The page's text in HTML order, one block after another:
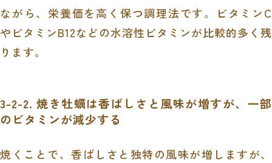
ながら、栄養価を高く保つ調理法です。ビタミンC
やビタミンB12などの水溶性ビタミンが比較的多く残
ります。
3-2-2. 焼き牡蠣は香ばしさと風味が増すが、一部
のビタミンが減少する
焼くことで、香ばしさと独特の風味が増しますが、